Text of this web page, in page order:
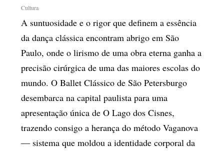
Cultura
A suntuosidade e o rigor que definem a essência
da dança clássica encontram abrigo em São
Paulo, onde o lirismo de uma obra eterna ganha a
precisão cirúrgica de uma das maiores escolas do
mundo. O Ballet Clássico de São Petersburgo
desembarca na capital paulista para uma
apresentação única de O Lago dos Cisnes,
trazendo consigo a herança do método Vaganova
— sistema que moldou a identidade corporal da